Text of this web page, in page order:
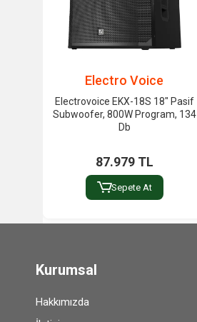
Electro Voice
Electrovoice EKX-18S 18" Pasif
Subwoofer, 800W Program, 134
Db
87.979 TL
Sepete At
Kurumsal
Hakkımızda